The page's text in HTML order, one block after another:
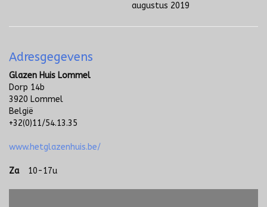
augustus 2019
Adresgegevens
Glazen Huis Lommel
Dorp 14b
3920 Lommel
België
+32(0)11/54.13.35
www.hetglazenhuis.be/
Za 10-17u